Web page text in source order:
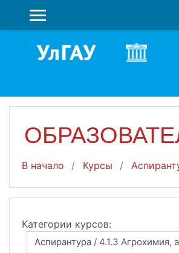
БОКОВАЯ ПАНЕЛЬ
В начало Курсы
Категории курсов: